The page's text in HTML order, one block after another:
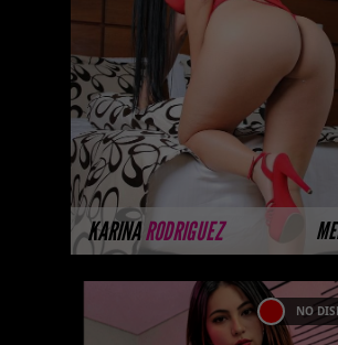
KARINARODRIGUEZ
Hola, soy una prepago de 28
años de grande trasero
en Medellin , tengo piel
y cabello negro con unos
encantadores ...
MÁS INFORMACIÓN
NO
AMELIA DURAN